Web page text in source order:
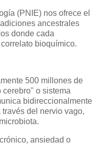
(PNIE) nos ofrece el
ancestrales
donde cada
bioquímico.
500 millones de
o sistema
bidireccionalmente
del nervio vago,
ansiedad o